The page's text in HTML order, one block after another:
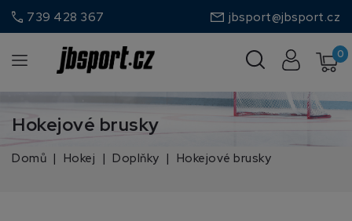
call 739 428 367 jbsport@jbsport.cz
0
Hokejové brusky
Domů Hokej Doplňky Hokejové brusky